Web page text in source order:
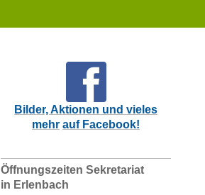
Bilder, Aktionen und vieles
mehr auf Facebook!
Öffnungszeiten Sekretariat
in Erlenbach